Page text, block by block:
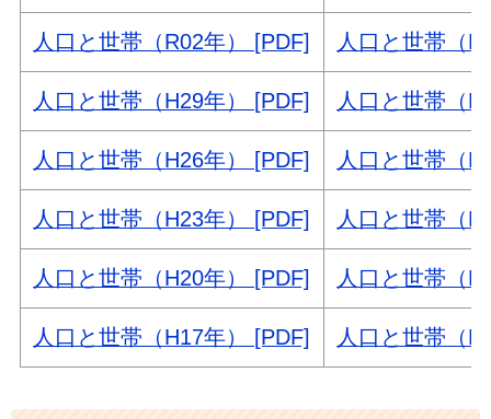
人口と世帯（R02年） [PDF] 人口と世帯（
人口と世帯（H29年） [PDF] 人口と世帯（
人口と世帯（H26年） [PDF] 人口と世帯（
人口と世帯（H23年） [PDF] 人口と世帯（
人口と世帯（H20年） [PDF] 人口と世帯（
人口と世帯（H17年） [PDF] 人口と世帯（